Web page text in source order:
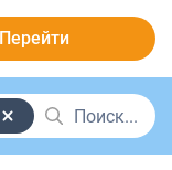
Перейти